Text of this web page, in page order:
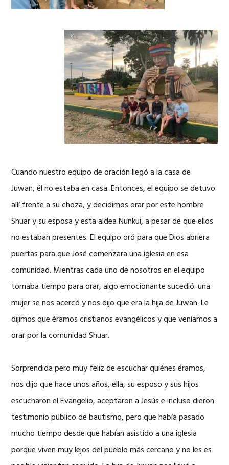
Cuando nuestro equipo de oración llegó a la casa de
Juwan, él no estaba en casa. Entonces, el equipo se detuvo
allí frente a su choza, y decidimos orar por este hombre
Shuar y su esposa y esta aldea Nunkui, a pesar de que ellos
no estaban presentes. El equipo oró para que Dios abriera
puertas para que José comenzara una iglesia en esa
comunidad. Mientras cada uno de nosotros en el equipo
tomaba tiempo para orar, algo emocionante sucedió: una
mujer se nos acercó y nos dijo que era la hija de Juwan. Le
dijimos que éramos cristianos evangélicos y que veníamos a
orar por la comunidad Shuar.
Sorprendida pero muy feliz de escuchar quiénes éramos,
nos dijo que hace unos años, ella, su esposo y sus hijos
escucharon el Evangelio, aceptaron a Jesús e incluso dieron
testimonio público de bautismo, pero que había pasado
mucho tiempo desde que habían asistido a una iglesia
porque viven muy lejos del pueblo más cercano y no les es